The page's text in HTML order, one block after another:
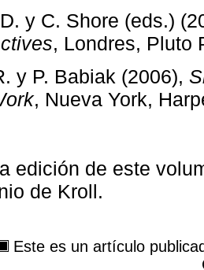
y C. Shore (eds.)
, Londres, Pluto
y P. Babiak (2006),
, Nueva York,
edición de este
de Kroll.
Este es un artículo